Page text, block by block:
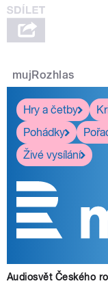
mujRozhlas
Hry a četby
Pohádky
Živé vysílání
Audiosvět Českého